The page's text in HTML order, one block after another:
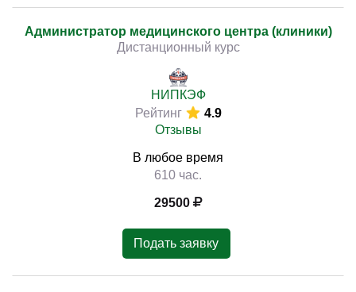
Администратор медицинского центра (клиники)
Дистанционный курс
НИПКЭФ
Рейтинг
4.9
Отзывы
В любое время
610 час.
29500
Подать заявку